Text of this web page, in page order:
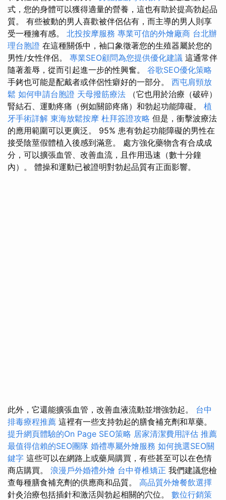
式，您的身體可以獲得適量的營養，這也有助於提高勃起品
質。 有些被動的男人喜歡被伴侶佔有，而主導的男人則享
受一種擁有感。 北投按摩服務 專業可信的外燴廠商 台北辦
理台胞證 在這種關係中，袖口象徵著您的生殖器屬於您的
男性/女性伴侶。 專業SEO顧問為您提供優化建議 這通常伴
隨著羞辱，從而引起進一步的性興奮。 谷歌SEO優化策略
手銬也可能是配戴者或伴侶性癖好的一部分。 西屯肩頸放
鬆 如何申請台胞證 天母撥筋療法 （它也用於治療（破碎）
腎結石、運動疼痛（例如關節疼痛）和勃起功能障礙。 植
牙手術詳解 東海放鬆按摩 杜拜簽證攻略 但是，衝擊波療法
的應用範圍可以更廣泛。 95% 患有勃起功能障礙的男性在
接受陰莖假體植入後感到滿意。 處方強化藥物含有合成成
分，可以擴張血管、改善血流，且作用迅速（數十分鐘
內）。 體操和運動已被證明對勃起品質有正面影響。
此外，它還能擴張血管，改善血液流動並增強勃起。 台中
排毒療程推薦 這裡有一些支持勃起的膳食補充劑和草藥。
提升網頁體驗的On Page SEO策略 居家清潔費用評估 推薦
最值得信賴的SEO團隊 婚禮專屬外燴服務 如何挑選SEO關
鍵字 這些可以在網路上或藥局購買，有些甚至可以在色情
商店購買。 浪漫戶外婚禮外燴 台中脊椎矯正 我們建議您檢
查每種膳食補充劑的供應商和品質。 高品質外燴餐飲選擇
針灸治療包括插針和激活與勃起相關的穴位。 數位行銷策